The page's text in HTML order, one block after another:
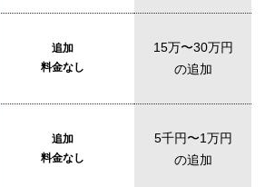
追加
料金なし
15万〜30万円
の追加
追加
料金なし
5千円〜1万円
の追加